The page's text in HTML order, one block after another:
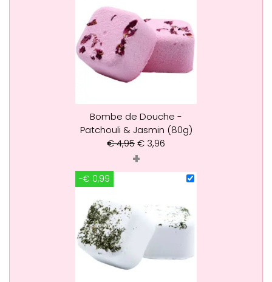
Bombe de Douche -
Patchouli & Jasmin (80g)
€4,95€ 3,96
+
-€ 0,99